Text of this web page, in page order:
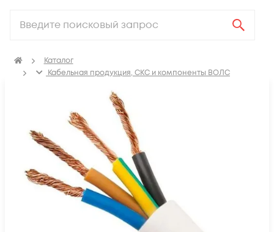
Каталог
Кабельная продукция, СКС и компоненты ВОЛС